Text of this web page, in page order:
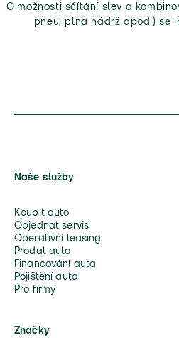
O možnosti sčítání slev a
pneu, plná nádrž apod.) se
Naše služby
Koupit auto
Objednat servis
Operativní leasing
Prodat auto
Financování auta
Pojištění auta
Pro firmy
Značky